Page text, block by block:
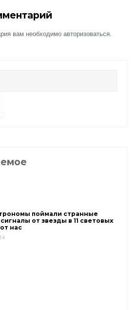
вам необходимоавторизоваться.
поймали странные
от звезды в 11 световых
нас